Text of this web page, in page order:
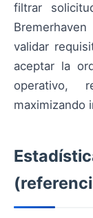
filtrar
validar
aceptar la
operativo,
maximizando